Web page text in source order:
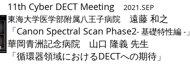
11th Cyber DECT Meeting 2021.SEP
東海大学医学部附属八王子病院 遠藤 和之
「Canon Spectral Scan Phase2- 基礎特性編 -」
​華岡青洲記念病院 山口 隆義 先生
「循環器領域におけるDECTへの期待」